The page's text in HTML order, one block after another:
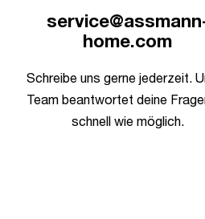
home.com
Schreibe uns gerne jederzeit.
Team beantwortet deine
schnell wie möglich.